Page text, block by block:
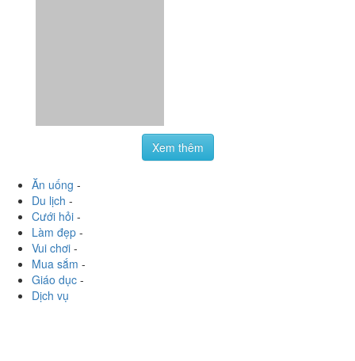
Xem thêm
Ăn uống -
Du lịch -
Cưới hỏi -
Làm đẹp -
Vui chơi -
Mua sắm -
Giáo dục -
Dịch vụ